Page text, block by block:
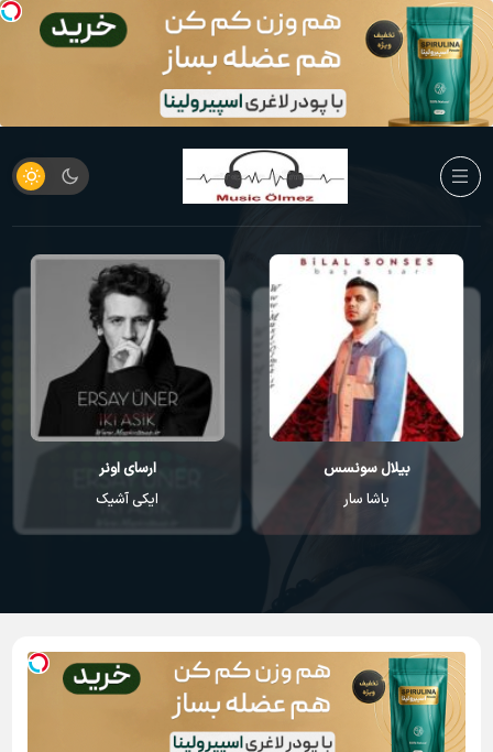
بیلال سونسس
باشا سار
ارسای اونر
ایکی آشیک